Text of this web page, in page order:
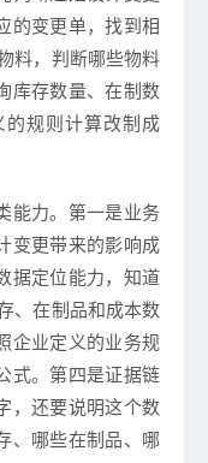
的变更单，找到相
料，判断哪些物料
库存数量、在制数
规则计算改制成
能力。第一是业务
变更带来的影响成
据定位能力，知道
、在制品和成本数
企业定义的业务规
式。第四是证据链
，还要说明这个数
、哪些在制品、哪